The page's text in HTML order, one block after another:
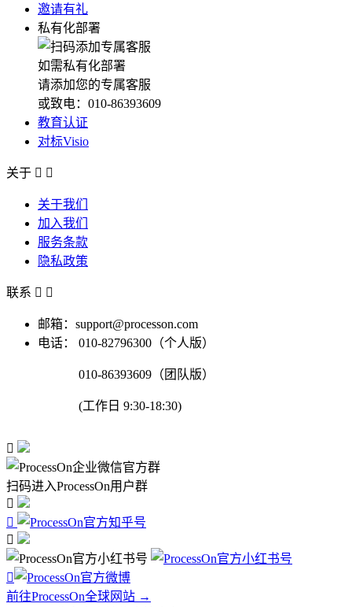
邀请有礼
私有化部署
如需私有化部署
请添加您的专属客服
或致电：010-86393609
教育认证
对标Visio
关于  
关于我们
加入我们
服务条款
隐私政策
联系  
邮箱：support@processon.com
电话：
010-82796300（个人版）
010-86393609（团队版）
(工作日 9:30-18:30)

扫码进入ProcessOn用户群




前往ProcessOn全球网站 →